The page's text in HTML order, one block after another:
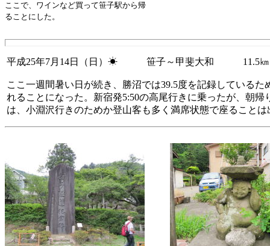
ここで、ワインなど買って笹子駅から帰
ることにした。
平成25年7月14日（日）☀ 笹子～甲斐大和 11.5㎞
ここ一週間暑い日が続き、勝沼では39.5度を記録している
れることになった。新宿発5:50の高尾行きに乗ったが、朝
は、小淵沢行きのためか登山客も多く満席状態で座ること